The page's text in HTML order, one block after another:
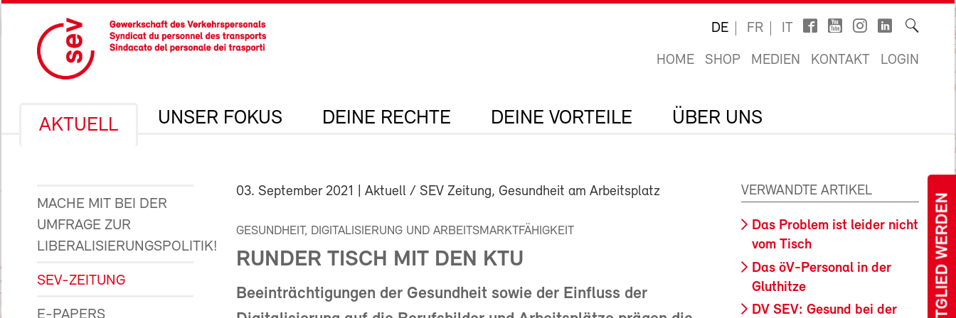
MITGLIED WERDEN
DE FR IT
HOME SHOP MEDIEN KONTAKT LOGIN
AKTUELL UNSER FOKUS DEINE RECHTE DEINE VORTEILE ÜBER UNS
MACHE MIT BEI DER
UMFRAGE ZUR
LIBERALISIERUNGSPOLITIK!
SEV-ZEITUNG
E-PAPERS
03. September 2021 | Aktuell / SEV Zeitung, Gesundheit am Arbeitsplatz
GESUNDHEIT, DIGITALISIERUNG UND ARBEITSMARKTFÄHIGKEIT
RUNDER TISCH MIT DEN KTU
Beeinträchtigungen der Gesundheit sowie der Einfluss der
VERWANDTE ARTIKEL
Das Problem ist leider nicht
vom Tisch
Das öV-Personal in der
Gluthitze
DV SEV: Gesund bei der